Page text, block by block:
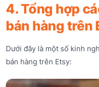
4. Tổng hợp
bán hàng trên
Dưới đây là một số kinh
bán hàng trên Etsy: